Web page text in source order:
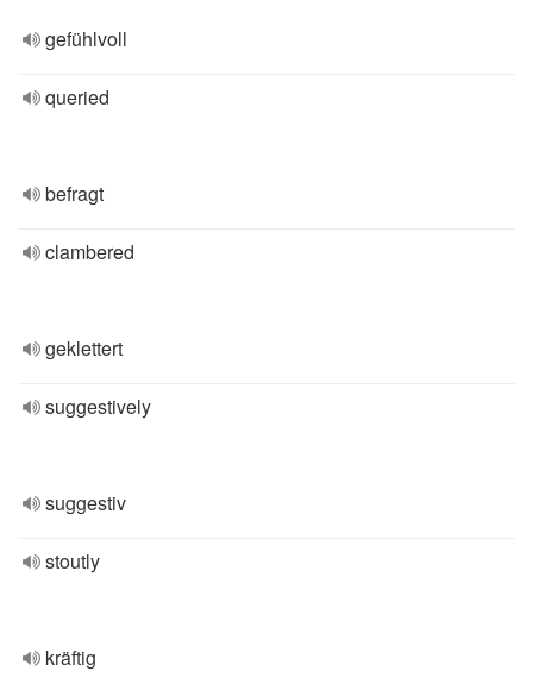
gefühlvoll
queried
befragt
clambered
geklettert
suggestively
suggestiv
stoutly
kräftig